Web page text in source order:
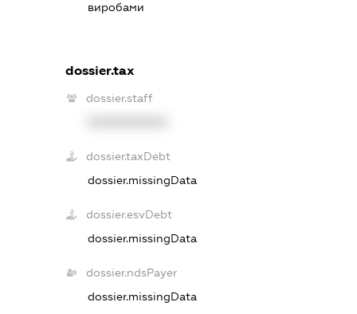
виробами
dossier.tax
dossier.staff
dossier.taxDebt
dossier.missingData
dossier.esvDebt
dossier.missingData
dossier.ndsPayer
dossier.missingData